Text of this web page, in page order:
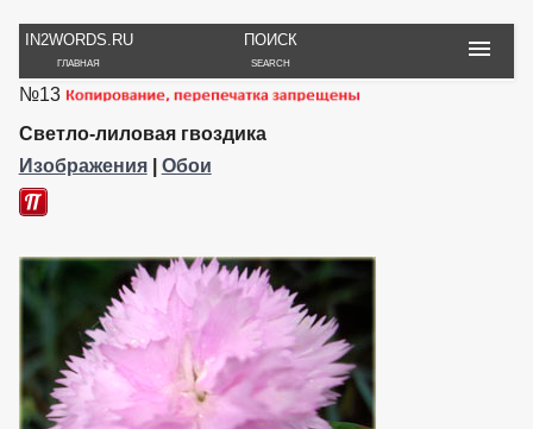
IN2WORDS.RU
ГЛАВНАЯ
ПОИСК
SEARCH
РУКОДЕЛИЕ ТОВАРЫ ПУТЕШЕСТВИЯ
И ИГРУШКИ НА РАБ. СТОЛ
№13
Светло-лиловая гвоздика
Изображения| Обои